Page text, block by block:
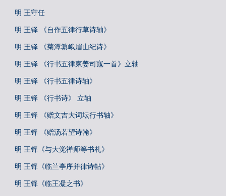
明 王守任
明 王铎 《自作五律行草诗轴》
明 王铎 《菊潭纂峨眉山纪诗》
明 王铎 《行书五律柬姜司寇一首》立轴
明 王铎 《行书五律诗轴》
明 王铎 《行书诗》 立轴
明 王铎 《赠文吉大词坛行书轴》
明 王铎 《赠汤若望诗翰》
明 王铎《与大觉禅师等书札》
明 王铎《临兰亭序并律诗帖》
明 王铎《临王凝之书》